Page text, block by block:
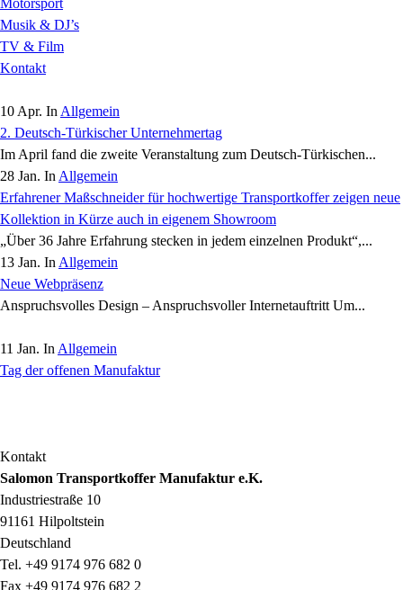
Motorsport
Musik & DJ’s
TV & Film
Kontakt
10 Apr. In Allgemein
2. Deutsch-Türkischer Unternehmertag
Im April fand die zweite Veranstaltung zum Deutsch-Türkischen...
28 Jan. In Allgemein
Erfahrener Maßschneider für hochwertige Transportkoffer zeigen neue
Kollektion in Kürze auch in eigenem Showroom
„Über 36 Jahre Erfahrung stecken in jedem einzelnen Produkt“,...
13 Jan. In Allgemein
Neue Webpräsenz
Anspruchsvolles Design – Anspruchsvoller Internetauftritt Um...
11 Jan. In Allgemein
Tag der offenen Manufaktur
Kontakt
Salomon Transportkoffer Manufaktur e.K.
Industriestraße 10
91161 Hilpoltstein
Deutschland
Tel. +49 9174 976 682 0
Fax +49 9174 976 682 2